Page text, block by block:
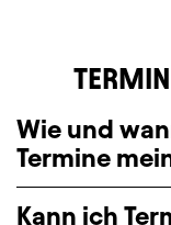
Wie und
Termine
Kann ich